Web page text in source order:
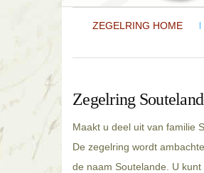
ZEGELRING HOME
Zegelring
Maakt u deel uit van familie
De zegelring wordt
de naam Soutelande. U